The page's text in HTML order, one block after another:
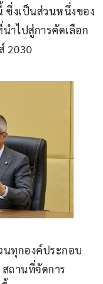
ซึ่งเป็นส่วนหนึ่งของ
ำไปสู่การคัดเลือก
2030
ทุกองค์ประกอบ
ถานที่จัดการ